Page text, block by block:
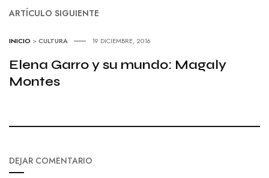
ARTÍCULO SIGUIENTE
INICIO >CULTURA 19 DICIEMBRE, 2016
Elena Garro y su mundo: Magaly
Montes
DEJAR COMENTARIO